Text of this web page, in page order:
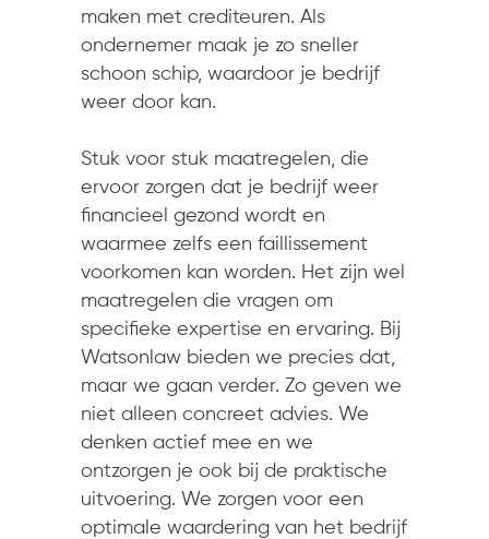
maken met crediteuren. Als
ondernemer maak je zo sneller
schoon schip, waardoor je bedrijf
weer door kan.
Stuk voor stuk maatregelen, die
ervoor zorgen dat je bedrijf weer
financieel gezond wordt en
waarmee zelfs een faillissement
voorkomen kan worden. Het zijn wel
maatregelen die vragen om
specifieke expertise en ervaring. Bij
Watsonlaw bieden we precies dat,
maar we gaan verder. Zo geven we
niet alleen concreet advies. We
denken actief mee en we
ontzorgen je ook bij de praktische
uitvoering. We zorgen voor een
optimale waardering van het bedrijf